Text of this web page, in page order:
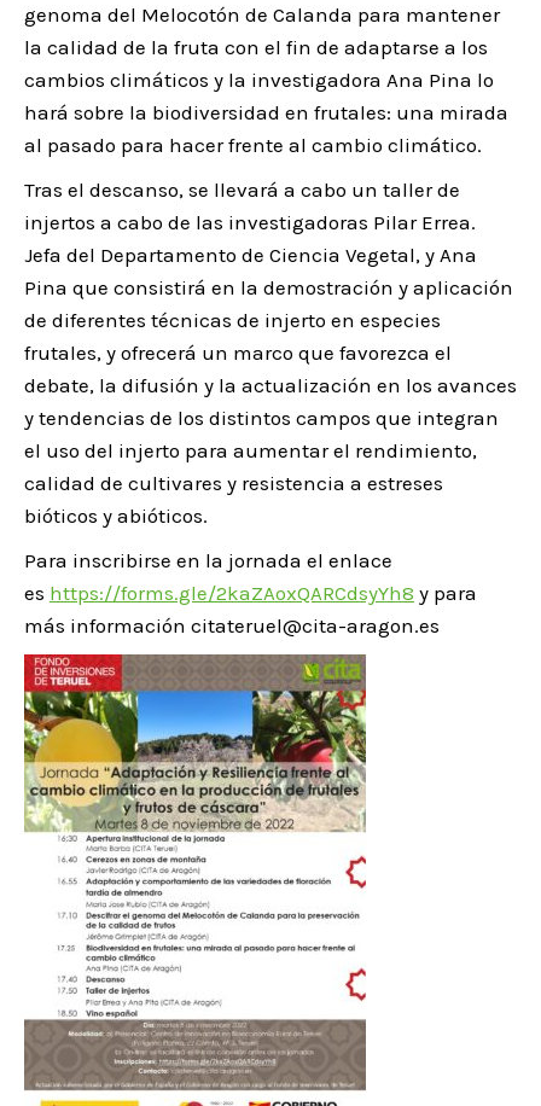
genoma del Melocotón de Calanda para mantener
la calidad de la fruta con el fin de adaptarse a los
cambios climáticos y la investigadora Ana Pina lo
hará sobre la biodiversidad en frutales: una mirada
al pasado para hacer frente al cambio climático.
Tras el descanso, se llevará a cabo un taller de
injertos a cabo de las investigadoras Pilar Errea.
Jefa del Departamento de Ciencia Vegetal, y Ana
Pina que consistirá en la demostración y aplicación
de diferentes técnicas de injerto en especies
frutales, y ofrecerá un marco que favorezca el
debate, la difusión y la actualización en los avances
y tendencias de los distintos campos que integran
el uso del injerto para aumentar el rendimiento,
calidad de cultivares y resistencia a estreses
bióticos y abióticos.
Para inscribirse en la jornada el enlace
es https://forms.gle/2kaZAoxQARCdsyYh8 y para
más información citateruel@cita-aragon.es